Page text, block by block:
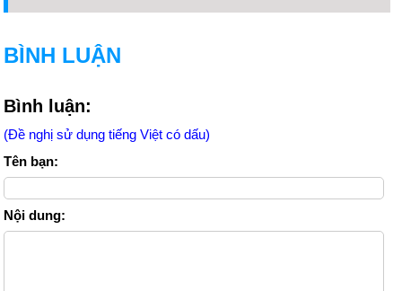
BÌNH LUẬN
Bình luận:
(Đề nghị sử dụng tiếng Việt có dấu)
Tên bạn:
Nội dung: